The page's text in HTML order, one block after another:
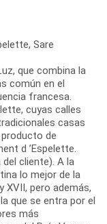
Sare
que combina la
común en el
francesa.
cuyas calles
casas
de
d ’Espelette.
cliente). A la
lo mejor de la
XVII, pero además,
que se entra por el
más